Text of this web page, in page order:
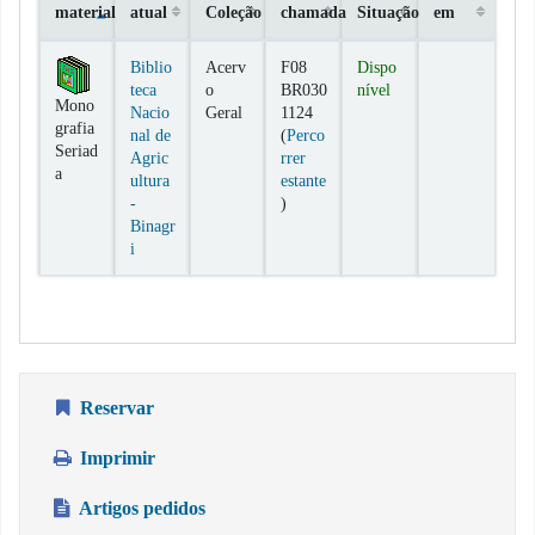
Exemplares
material
atual
Coleção
chamada Situação
em
Mono
grafia
Seriad
a
Biblio
teca
Nacio
nal de
Agric
ultura
-
Binagr
i
Acerv
o
Geral
F08
BR030
1124
(Perco
rrer
estante
(Abre abaixo)
)
Dispo
nível
Reservar
Imprimir
Artigos pedidos